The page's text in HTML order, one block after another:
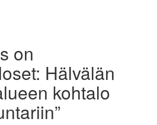
on
Hälvälän
kohtalo
”